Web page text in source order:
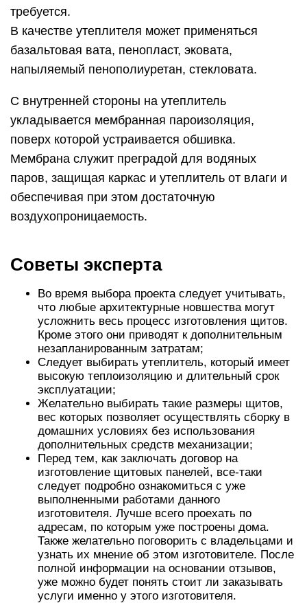
требуется.
В качестве утеплителя может применяться
базальтовая вата, пенопласт, эковата,
напыляемый пенополиуретан, стекловата.
С внутренней стороны на утеплитель
укладывается мембранная пароизоляция,
поверх которой устраивается обшивка.
Мембрана служит преградой для водяных
паров, защищая каркас и утеплитель от влаги и
обеспечивая при этом достаточную
воздухопроницаемость.
Советы эксперта
Во время выбора проекта следует учитывать,
что любые архитектурные новшества могут
усложнить весь процесс изготовления щитов.
Кроме этого они приводят к дополнительным
незапланированным затратам;
Следует выбирать утеплитель, который имеет
высокую теплоизоляцию и длительный срок
эксплуатации;
Желательно выбирать такие размеры щитов,
вес которых позволяет осуществлять сборку в
домашних условиях без использования
дополнительных средств механизации;
Перед тем, как заключать договор на
изготовление щитовых панелей, все-таки
следует подробно ознакомиться с уже
выполненными работами данного
изготовителя. Лучше всего проехать по
адресам, по которым уже построены дома.
Также желательно поговорить с владельцами и
узнать их мнение об этом изготовителе. После
полной информации на основании отзывов,
уже можно будет понять стоит ли заказывать
услуги именно у этого изготовителя.